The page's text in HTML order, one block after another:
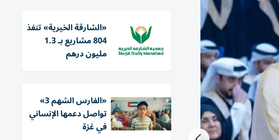
«الشارقة الخيرية» تنفذ
804 مشاريع بـ 1.3
مليون درهم
«الفارس الشهم 3»
تواصل دعمها الإنساني
في غزة